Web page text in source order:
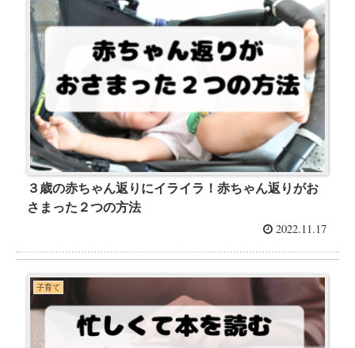
３歳の赤ちゃん返りにイライラ！赤ちゃん返りがお
さまった２つの方法
2022.11.17
子育て